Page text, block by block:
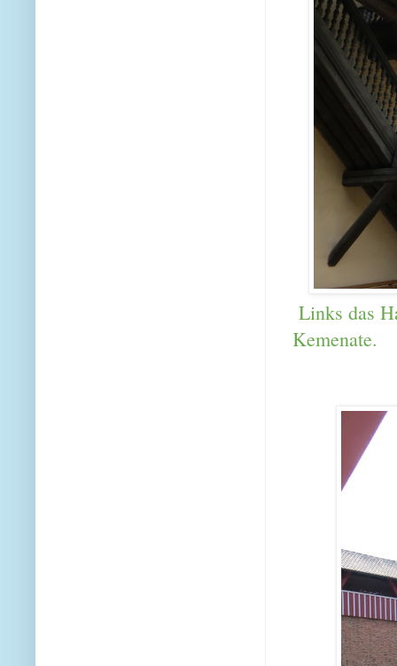
Links das
Kemenate.